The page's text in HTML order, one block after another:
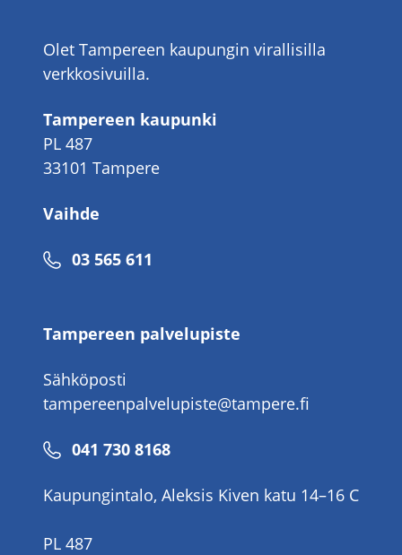
Olet Tampereen kaupungin virallisilla
verkkosivuilla.
Tampereen kaupunki
PL 487
33101 Tampere
Vaihde
Puhelinnumero
03 565 611
Tampereen palvelupiste
Sähköposti
tampereenpalvelupiste@tampere.fi
Puhelinnumero
041 730 8168
Kaupungintalo, Aleksis Kiven katu 14–16 C
PL 487